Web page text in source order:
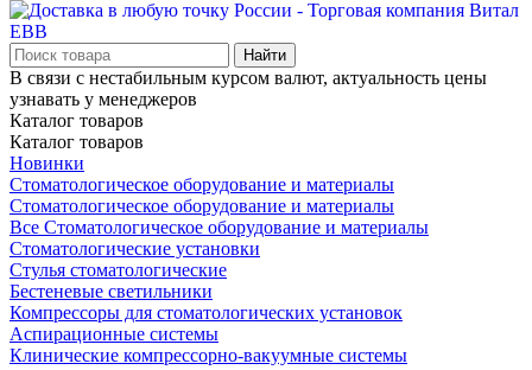
В связи с нестабильным курсом валют, актуальность цены
узнавать у менеджеров
Каталог товаров
Каталог товаров
Новинки
Стоматологическое оборудование и материалы
Стоматологическое оборудование и материалы
Все Стоматологическое оборудование и материалы
Стоматологические установки
Стулья стоматологические
Бестеневые светильники
Компрессоры для стоматологических установок
Аспирационные системы
Клинические компрессорно-вакуумные системы